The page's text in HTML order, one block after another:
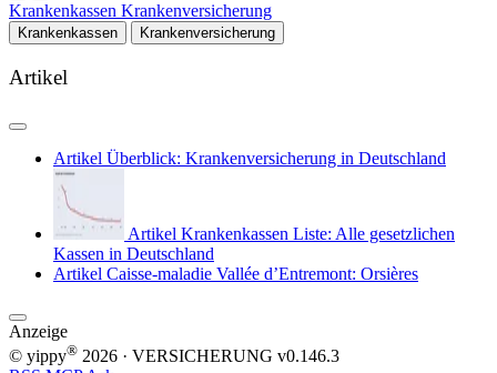
Krankenkassen Krankenversicherung
Krankenkassen Krankenversicherung
Artikel
Artikel Überblick: Krankenversicherung in Deutschland
Artikel Krankenkassen Liste: Alle gesetzlichen
Kassen in Deutschland
Artikel Caisse-maladie Vallée d’Entremont: Orsières
Anzeige
© yippy® 2026 · VERSICHERUNG v0.146.3